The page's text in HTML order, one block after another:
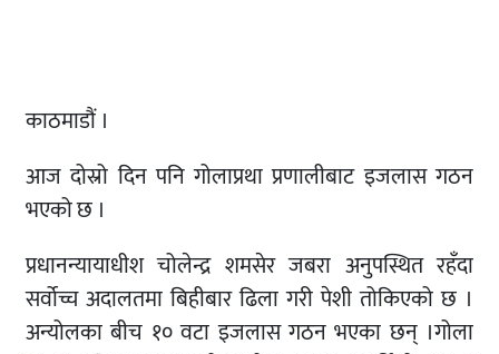
काठमाडौं ।
आज दोस्रो दिन पनि गोलाप्रथा प्रणालीबाट इजलास गठन
भएको छ ।
प्रधानन्यायाधीश चोलेन्द्र शमसेर जबरा अनुपस्थित रहँदा
सर्वोच्च अदालतमा बिहीबार ढिला गरी पेशी तोकिएको छ ।
अन्योलका बीच १० वटा इजलास गठन भएका छन् ।गोला